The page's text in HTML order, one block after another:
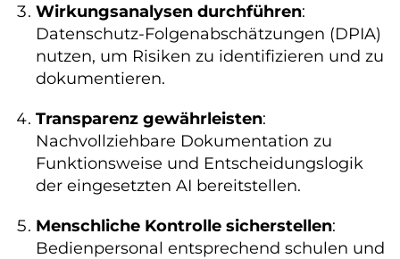
Wirkungsanalysen durchführen:
Datenschutz-Folgenabschätzungen (DPIA)
nutzen, um Risiken zu identifizieren und zu
dokumentieren.
Transparenz gewährleisten:
Nachvollziehbare Dokumentation zu
Funktionsweise und Entscheidungslogik
der eingesetzten AI bereitstellen.
Menschliche Kontrolle sicherstellen:
Bedienpersonal entsprechend schulen und